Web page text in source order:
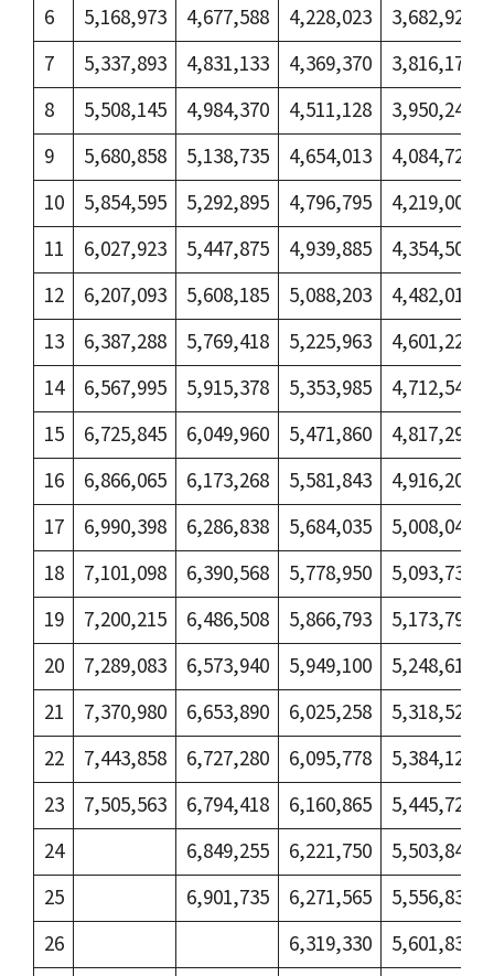
6
5,168,973 4,677,588 4,228,023 3,682,928
7
5,337,893 4,831,133 4,369,370 3,816,178
8
5,508,145 4,984,370 4,511,128 3,950,248
9
5,680,858 5,138,735 4,654,013 4,084,728
10
5,854,595 5,292,895 4,796,795 4,219,003
11
6,027,923 5,447,875 4,939,885 4,354,508
12
6,207,093 5,608,185 5,088,203 4,482,018
13
6,387,288 5,769,418 5,225,963 4,601,225
14
6,567,995 5,915,378 5,353,985 4,712,540
15
6,725,845 6,049,960 5,471,860 4,817,295
16
6,866,065 6,173,268 5,581,843 4,916,208
17
6,990,398 6,286,838 5,684,035 5,008,048
18
7,101,098 6,390,568 5,778,950 5,093,738
19
7,200,215 6,486,508 5,866,793 5,173,790
20
7,289,083 6,573,940 5,949,100 5,248,615
21
7,370,980 6,653,890 6,025,258 5,318,520
22
7,443,858 6,727,280 6,095,778 5,384,120
23
7,505,563 6,794,418 6,160,865 5,445,723
24
6,849,255 6,221,750 5,503,840
25
6,901,735 6,271,565 5,556,833
26
6,319,330 5,601,830